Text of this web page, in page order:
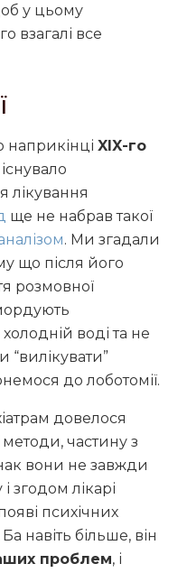
у цьому
взагалі все
наприкінці XIX-го
лікування
ще не набрав такої
. Ми згадали
що після його
розмовної
воді та не
“вилікувати”
до лоботомії.
довелося
частину з
вони не завжди
згодом лікарі
психічних
навіть більше, він
проблем, і